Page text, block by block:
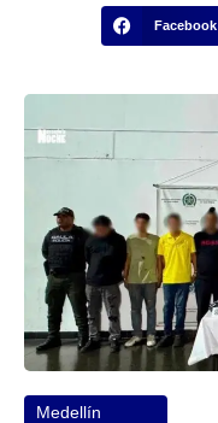
Facebook
Medellín